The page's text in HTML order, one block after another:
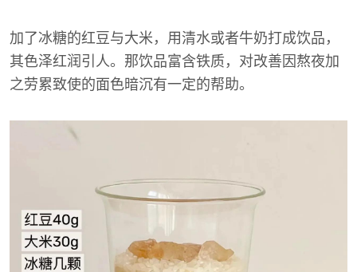
加了冰糖的红豆与大米，用清水或者牛奶打成饮品，
其色泽红润引人。那饮品富含铁质，对改善因熬夜加
之劳累致使的面色暗沉有一定的帮助。